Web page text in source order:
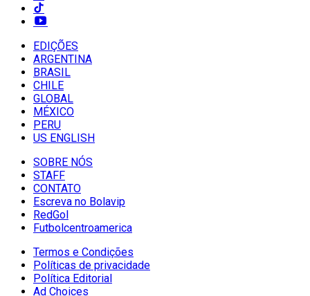
EDIÇÕES
ARGENTINA
BRASIL
CHILE
GLOBAL
MÉXICO
PERU
US ENGLISH
SOBRE NÓS
STAFF
CONTATO
Escreva no Bolavip
RedGol
Futbolcentroamerica
Termos e Condições
Políticas de privacidade
Política Editorial
Ad Choices